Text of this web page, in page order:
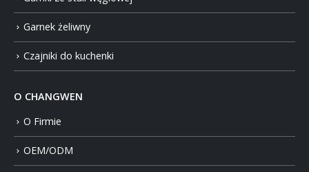
Garnek żeliwny
Czajniki do kuchenki
O CHANGWEN
O Firmie
OEM/ODM